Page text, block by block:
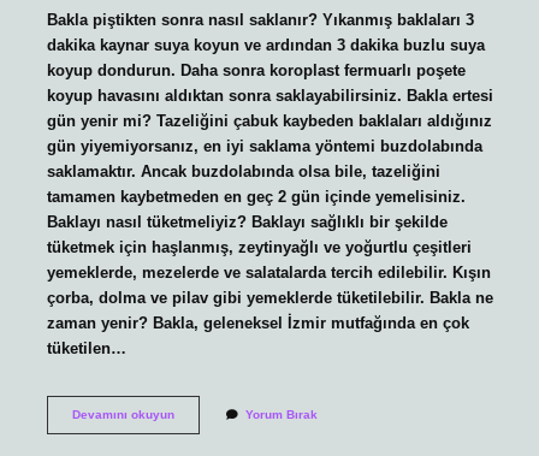
Bakla piştikten sonra nasıl saklanır? Yıkanmış baklaları 3
dakika kaynar suya koyun ve ardından 3 dakika buzlu suya
koyup dondurun. Daha sonra koroplast fermuarlı poşete
koyup havasını aldıktan sonra saklayabilirsiniz. Bakla ertesi
gün yenir mi? Tazeliğini çabuk kaybeden baklaları aldığınız
gün yiyemiyorsanız, en iyi saklama yöntemi buzdolabında
saklamaktır. Ancak buzdolabında olsa bile, tazeliğini
tamamen kaybetmeden en geç 2 gün içinde yemelisiniz.
Baklayı nasıl tüketmeliyiz? Baklayı sağlıklı bir şekilde
tüketmek için haşlanmış, zeytinyağlı ve yoğurtlu çeşitleri
yemeklerde, mezelerde ve salatalarda tercih edilebilir. Kışın
çorba, dolma ve pilav gibi yemeklerde tüketilebilir. Bakla ne
zaman yenir? Bakla, geleneksel İzmir mutfağında en çok
tüketilen…
Devamını okuyunBakla
Yorum Bırak